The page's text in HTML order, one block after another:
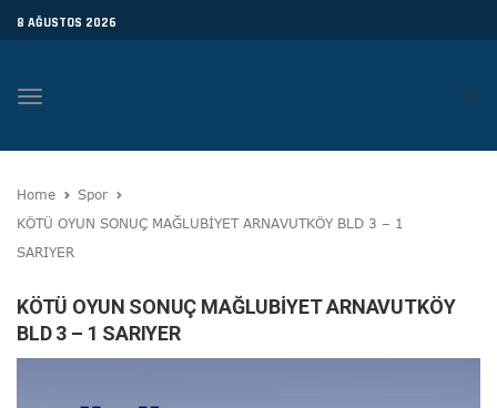
8 AĞUSTOS 2026
Toggle
Home
Spor
KÖTÜ OYUN SONUÇ MAĞLUBİYET ARNAVUTKÖY BLD 3 – 1
SARIYER
KÖTÜ OYUN SONUÇ MAĞLUBİYET ARNAVUTKÖY
BLD 3 – 1 SARIYER